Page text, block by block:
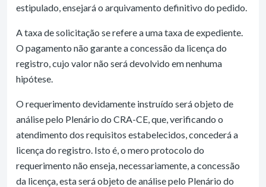
estipulado, ensejará o arquivamento definitivo do pedido.
A taxa de solicitação se refere a uma taxa de expediente.
O pagamento não garante a concessão da licença do
registro, cujo valor não será devolvido em nenhuma
hipótese.
O requerimento devidamente instruído será objeto de
análise pelo Plenário do CRA-CE, que, verificando o
atendimento dos requisitos estabelecidos, concederá a
licença do registro. Isto é, o mero protocolo do
requerimento não enseja, necessariamente, a concessão
da licença, esta será objeto de análise pelo Plenário do